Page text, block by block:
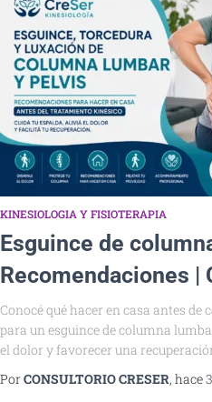
KINESIOLOGIA Y FISIOTERAPIA
Esguince de
Recomendaciones |
Conocé qué hacer en casa antes
para un esguince de columna
el dolor y favorecer una
PorCONSULTORIO CRESER, hace